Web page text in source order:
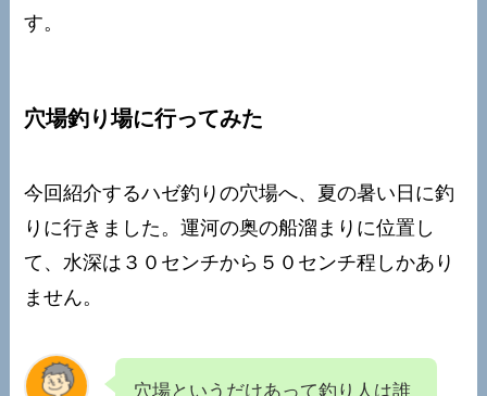
す。
穴場釣り場に行ってみた
今回紹介するハゼ釣りの穴場へ、夏の暑い日に釣
りに行きました。運河の奥の船溜まりに位置し
て、水深は３０センチから５０センチ程しかあり
ません。
穴場というだけあって釣り人は誰